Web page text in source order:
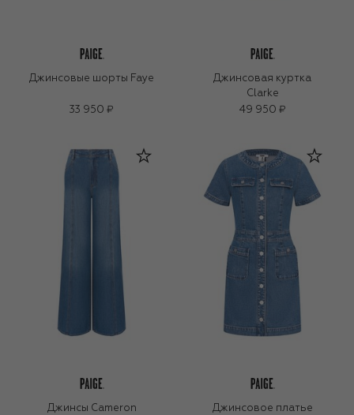
Джинсовые шорты Faye
33 950 ₽
Джинсовая куртка
Clarke
49 950 ₽
Джинсы Cameron
Джинсовое платье